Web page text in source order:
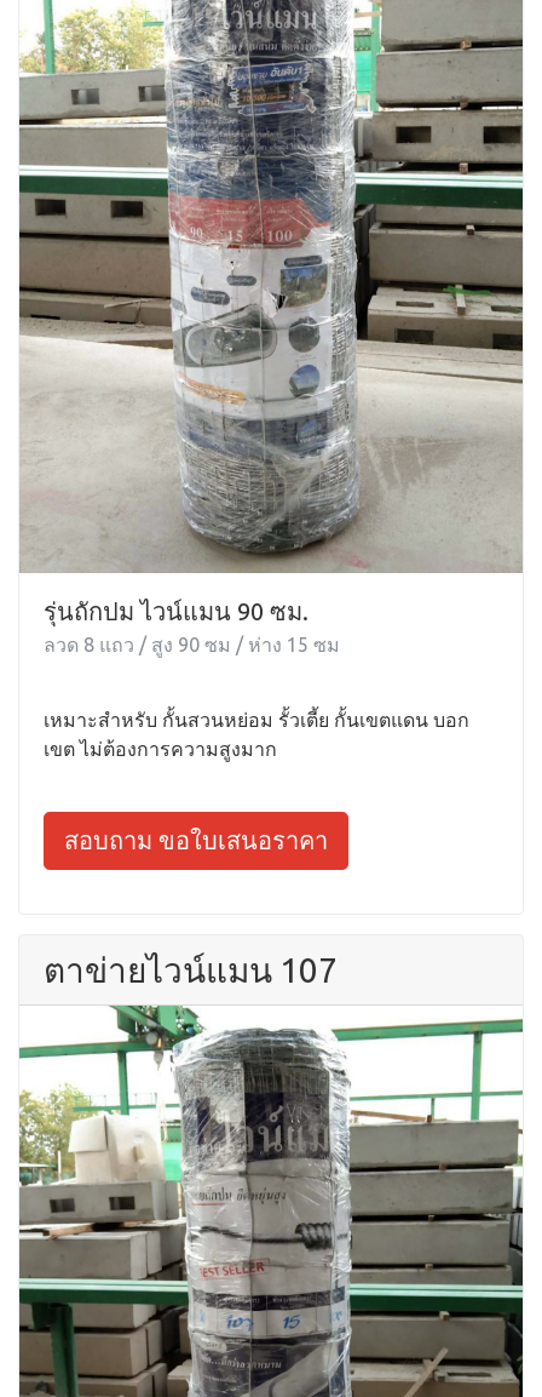
รุ่นถักปม ไวน์แมน 90 ซม.
ลวด 8 แถว / สูง 90 ซม / ห่าง 15 ซม
เหมาะสำหรับ กั้นสวนหย่อม รั้วเตี้ย กั้นเขตแดน บอก
เขต ไม่ต้องการความสูงมาก
สอบถาม ขอใบเสนอราคา
ตาข่ายไวน์แมน 107